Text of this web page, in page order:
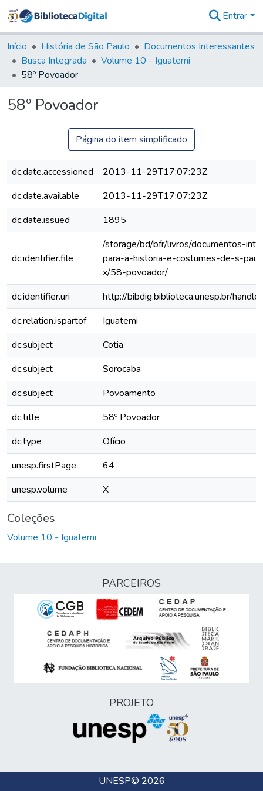
&
Coleções
Tudo na
Entrar
Início História de São Paulo
Documentos Interessantes
Busca Integrada
Volume 10 - Iguatemi
58º Povoador
58º Povoador
Página do item simplificado
dc.date.accessioned
2013-11-29T17:07:23Z
dc.date.available
2013-11-29T17:07:23Z
dc.date.issued
1895
dc.identifier.file
/storage/bd/bfr/livros/documentos-
para-a-historia-e-costumes-de-s-
x/58-povoador/
dc.identifier.uri
http://bibdig.biblioteca.unesp.br/
dc.relation.ispartof
Iguatemi
dc.subject
Cotia
dc.subject
Sorocaba
dc.subject
Povoamento
dc.title
58º Povoador
dc.type
Ofício
unesp.firstPage
64
unesp.volume
X
Coleções
Volume 10 - Iguatemi
PARCEIROS
PROJETO
UNESP© 2026